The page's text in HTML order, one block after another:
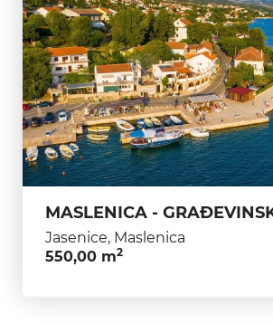
Jasenice, Maslenica
550,00 m2